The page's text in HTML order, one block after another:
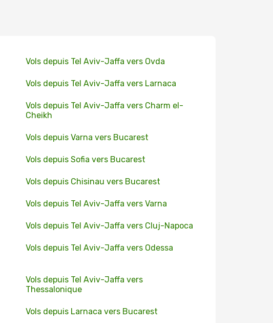
Vols depuis Tel Aviv-Jaffa vers Ovda
Vols depuis Tel Aviv-Jaffa vers Larnaca
Vols depuis Tel Aviv-Jaffa vers Charm el-
Cheikh
Vols depuis Varna vers Bucarest
Vols depuis Sofia vers Bucarest
Vols depuis Chisinau vers Bucarest
Vols depuis Tel Aviv-Jaffa vers Varna
Vols depuis Tel Aviv-Jaffa vers Cluj-Napoca
Vols depuis Tel Aviv-Jaffa vers Odessa
Vols depuis Tel Aviv-Jaffa vers
Thessalonique
Vols depuis Larnaca vers Bucarest